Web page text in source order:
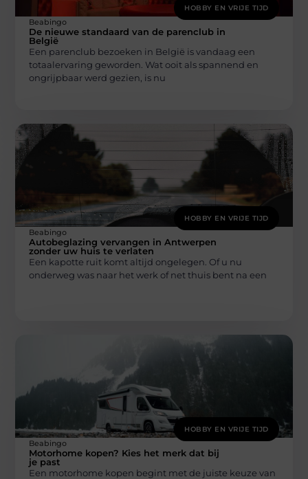
HOBBY EN VRIJE TIJD
Beabingo
De nieuwe standaard van de parenclub in
België
Een parenclub bezoeken in België is vandaag een
totaalervaring geworden. Wat ooit als spannend en
ongrijpbaar werd gezien, is nu
HOBBY EN VRIJE TIJD
Beabingo
Autobeglazing vervangen in Antwerpen
zonder uw huis te verlaten
Een kapotte ruit komt altijd ongelegen. Of u nu
onderweg was naar het werk of net thuis bent na een
HOBBY EN VRIJE TIJD
Beabingo
Motorhome kopen? Kies het merk dat bij
je past
Een motorhome kopen begint met de juiste keuze van